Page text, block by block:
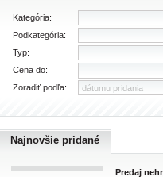
Kategória:
Podkategória:
Typ:
Cena do:
Zoradiť podľa:
Najnovšie pridané
Predaj